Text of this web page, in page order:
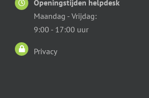
Openingstijden helpdesk
Maandag - Vrijdag:
9:00 - 17:00 uur
Privacy